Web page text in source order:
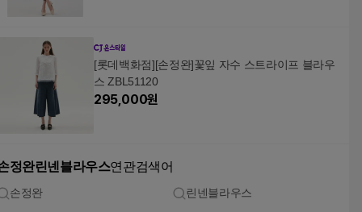
[롯데백화점][손정완]꽃잎 자수 스트라이프 블라우
스 ZBL51120
295,000원
정완린넨블라우스연관검색어
손정완 린넨블라우스